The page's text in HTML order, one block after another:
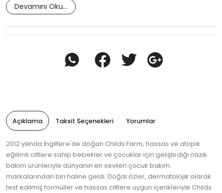
Devamını Oku...
Açıklama Taksit Seçenekleri Yorumlar
2012 yılında İngiltere'de doğan Childs Farm, hassas ve atopik
eğilimli ciltlere sahip bebekler ve çocuklar için geliştirdiği nazik
bakım ürünleriyle dünyanın en sevilen çocuk bakım
markalarından biri haline geldi. Doğal özler, dermatolojik olarak
test edilmiş formüller ve hassas ciltlere uygun içerikleriyle Childs